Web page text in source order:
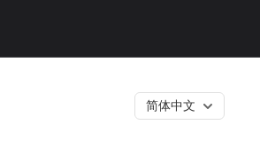
简体中文